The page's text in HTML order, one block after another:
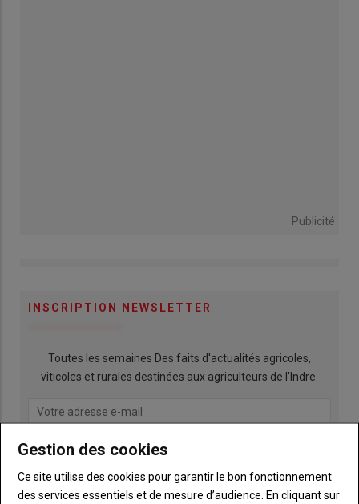
Publicité
INSCRIPTION NEWSLETTER
Toutes les semaines Des faits d'actualités agricoles,
viticoles et rurales destinées aux agriculteurs de l'Indre.
Gestion des cookies
Ce site utilise des cookies pour garantir le bon fonctionnement
des services essentiels et de mesure d’audience. En cliquant sur